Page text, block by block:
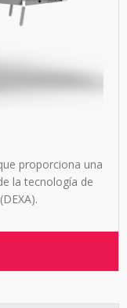
proporciona una
la tecnología de